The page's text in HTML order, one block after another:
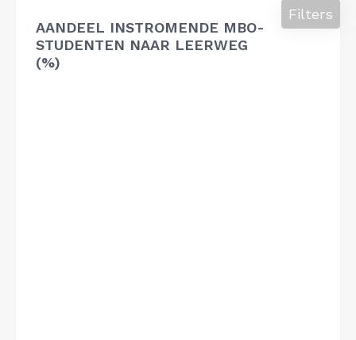
AANDEEL INSTROMENDE MBO-
STUDENTEN NAAR LEERWEG
(%)
Filters